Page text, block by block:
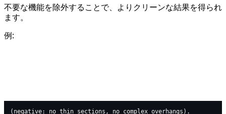
不要な機能を除外することで、よりクリーンな結果を得られ
ます。
例: